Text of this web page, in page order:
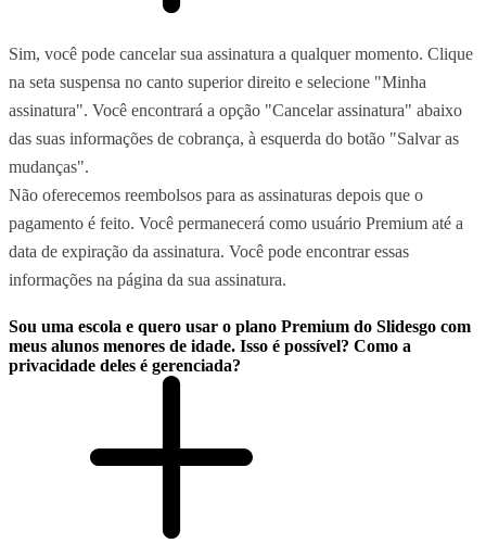
Sim, você pode cancelar sua assinatura a qualquer momento. Clique
na seta suspensa no canto superior direito e selecione "Minha
assinatura". Você encontrará a opção "Cancelar assinatura" abaixo
das suas informações de cobrança, à esquerda do botão "Salvar as
mudanças".
Não oferecemos reembolsos para as assinaturas depois que o
pagamento é feito. Você permanecerá como usuário Premium até a
data de expiração da assinatura. Você pode encontrar essas
informações na página da sua assinatura.
Sou uma escola e quero usar o plano Premium do Slidesgo com
meus alunos menores de idade. Isso é possível? Como a
privacidade deles é gerenciada?